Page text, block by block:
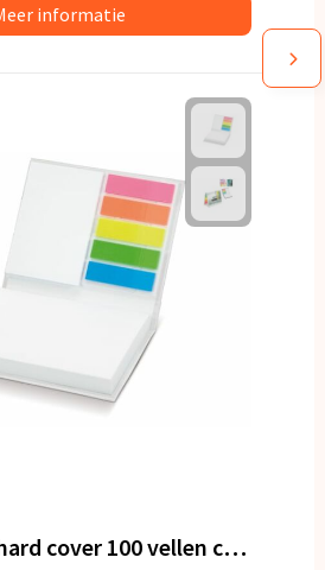
informatie
Notitieboek hard cover 100 vellen customized